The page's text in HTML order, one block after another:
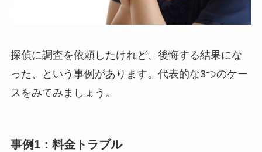
探偵に調査を依頼したけれど、後悔する結果にな
った、という事例があります。代表的な3つのケー
スをみてみましょう。
事例1：料金トラブル